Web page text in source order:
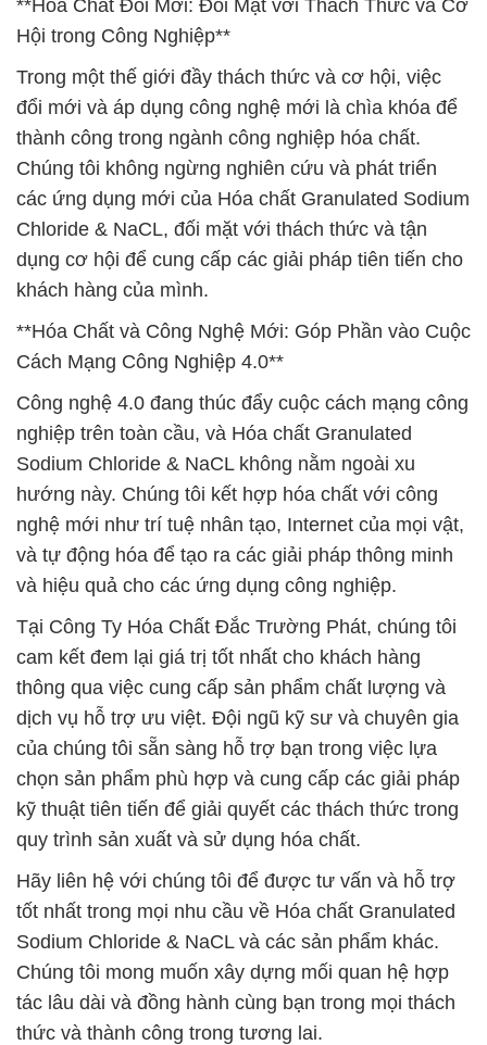
**Hóa Chất Đổi Mới: Đối Mặt với Thách Thức và Cơ
Hội trong Công Nghiệp**
Trong một thế giới đầy thách thức và cơ hội, việc
đổi mới và áp dụng công nghệ mới là chìa khóa để
thành công trong ngành công nghiệp hóa chất.
Chúng tôi không ngừng nghiên cứu và phát triển
các ứng dụng mới của Hóa chất Granulated Sodium
Chloride & NaCL, đối mặt với thách thức và tận
dụng cơ hội để cung cấp các giải pháp tiên tiến cho
khách hàng của mình.
**Hóa Chất và Công Nghệ Mới: Góp Phần vào Cuộc
Cách Mạng Công Nghiệp 4.0**
Công nghệ 4.0 đang thúc đẩy cuộc cách mạng công
nghiệp trên toàn cầu, và Hóa chất Granulated
Sodium Chloride & NaCL không nằm ngoài xu
hướng này. Chúng tôi kết hợp hóa chất với công
nghệ mới như trí tuệ nhân tạo, Internet của mọi vật,
và tự động hóa để tạo ra các giải pháp thông minh
và hiệu quả cho các ứng dụng công nghiệp.
Tại Công Ty Hóa Chất Đắc Trường Phát, chúng tôi
cam kết đem lại giá trị tốt nhất cho khách hàng
thông qua việc cung cấp sản phẩm chất lượng và
dịch vụ hỗ trợ ưu việt. Đội ngũ kỹ sư và chuyên gia
của chúng tôi sẵn sàng hỗ trợ bạn trong việc lựa
chọn sản phẩm phù hợp và cung cấp các giải pháp
kỹ thuật tiên tiến để giải quyết các thách thức trong
quy trình sản xuất và sử dụng hóa chất.
Hãy liên hệ với chúng tôi để được tư vấn và hỗ trợ
tốt nhất trong mọi nhu cầu về Hóa chất Granulated
Sodium Chloride & NaCL và các sản phẩm khác.
Chúng tôi mong muốn xây dựng mối quan hệ hợp
tác lâu dài và đồng hành cùng bạn trong mọi thách
thức và thành công trong tương lai.